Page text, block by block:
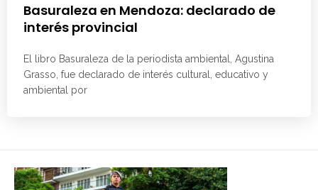
Basuraleza en Mendoza: declarado de
interés provincial
El libro Basuraleza de la periodista ambiental, Agustina
Grasso, fue declarado de interés cultural, educativo y
ambiental por